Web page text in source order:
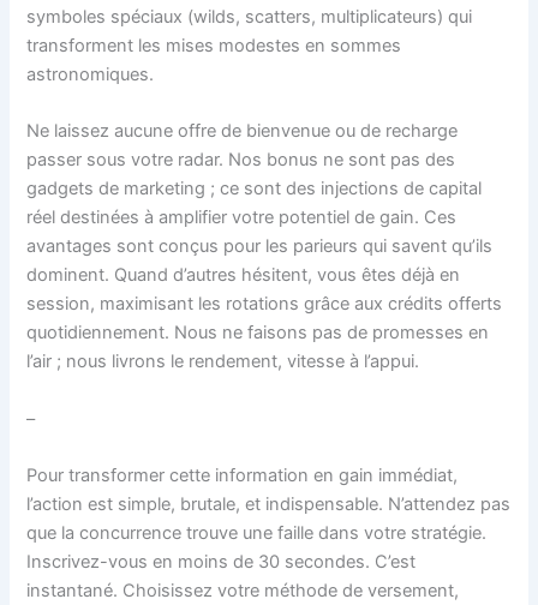
symboles spéciaux (wilds, scatters, multiplicateurs) qui
transforment les mises modestes en sommes
astronomiques.
Ne laissez aucune offre de bienvenue ou de recharge
passer sous votre radar. Nos bonus ne sont pas des
gadgets de marketing ; ce sont des injections de capital
réel destinées à amplifier votre potentiel de gain. Ces
avantages sont conçus pour les parieurs qui savent qu’ils
dominent. Quand d’autres hésitent, vous êtes déjà en
session, maximisant les rotations grâce aux crédits offerts
quotidiennement. Nous ne faisons pas de promesses en
l’air ; nous livrons le rendement, vitesse à l’appui.
–
Pour transformer cette information en gain immédiat,
l’action est simple, brutale, et indispensable. N’attendez pas
que la concurrence trouve une faille dans votre stratégie.
Inscrivez-vous en moins de 30 secondes. C’est
instantané. Choisissez votre méthode de versement,